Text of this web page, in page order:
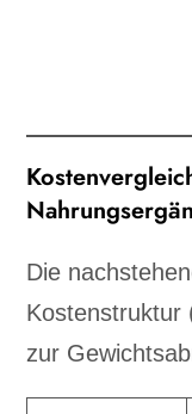
Die
Kostenstruktur
zur